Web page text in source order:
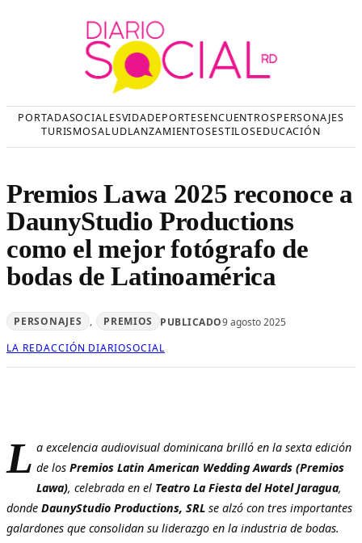
PORTADASOCIALESVIDADEPORTESENCUENTROSPERSONAJES
TURISMOSALUDLANZAMIENTOSESTILOSEDUCACIÓN
Premios Lawa 2025 reconoce a
DaunyStudio Productions
como el mejor fotógrafo de
bodas de Latinoamérica
PERSONAJES , PREMIOS PUBLICADO9 agosto 2025
LA REDACCIÓN DIARIOSOCIAL
L a excelencia audiovisual dominicana brilló en la sexta edición
de losPremios Latin American Wedding Awards (Premios
Lawa), celebrada en el Teatro La Fiesta del Hotel Jaragua,
donde DaunyStudio Productions, SRL se alzó con tres importantes
galardones que consolidan su liderazgo en la industria de bodas.